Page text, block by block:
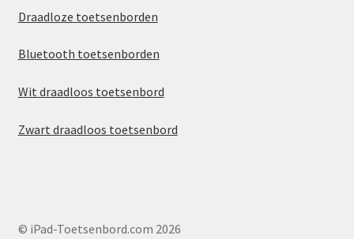
Draadloze toetsenborden
Bluetooth toetsenborden
Wit draadloos toetsenbord
Zwart draadloos toetsenbord
© iPad-Toetsenbord.com 2026